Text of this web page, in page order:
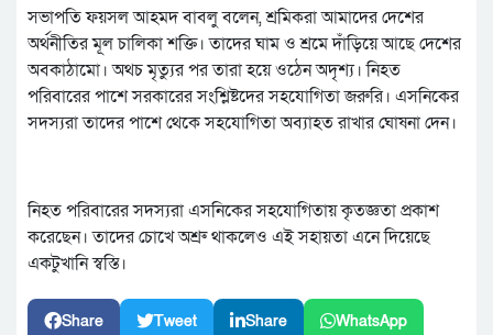
সভাপতি ফয়সল আহমদ বাবলু বলেন, শ্রমিকরা আমাদের দেশের
অর্থনীতির মূল চালিকা শক্তি। তাদের ঘাম ও শ্রমে দাঁড়িয়ে আছে দেশের
অবকাঠামো। অথচ মৃত্যুর পর তারা হয়ে ওঠেন অদৃশ্য। নিহত
পরিবারের পাশে সরকারের সংশ্লিষ্টদের সহযোগিতা জরুরি। এসনিকের
সদস্যরা তাদের পাশে থেকে সহযোগিতা অব্যাহত রাখার ঘোষনা দেন।
নিহত পরিবারের সদস্যরা এসনিকের সহযোগিতায় কৃতজ্ঞতা প্রকাশ
করেছেন। তাদের চোখে অশ্রু থাকলেও এই সহায়তা এনে দিয়েছে
একটুখানি স্বস্তি।
Share Tweet Share WhatsApp